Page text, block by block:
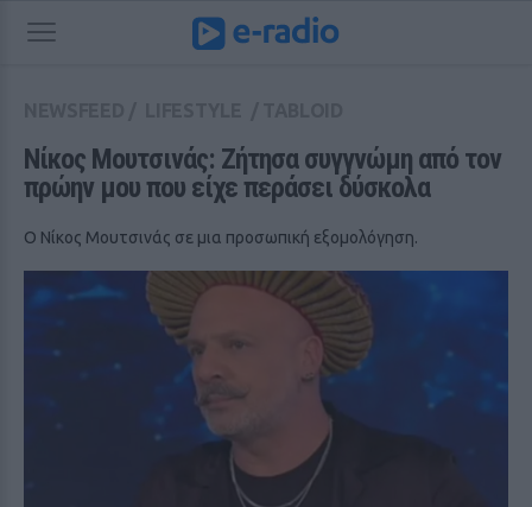
Νίκος Μουτσινάς: Ζήτησα συγγνώμη από τον
πρώην μου που είχε περάσει δύσκολα
Ο Νίκος Μουτσινάς σε μια προσωπική εξομολόγηση.